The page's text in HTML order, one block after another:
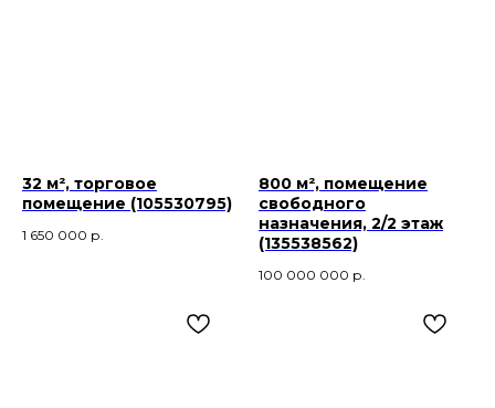
32 м², торговое
помещение (105530795)
1 650 000 р.
800 м², помещение
свободного
назначения, 2/2 этаж
(135538562)
100 000 000 р.